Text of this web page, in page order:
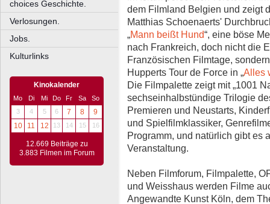
choices Geschichte.
Verlosungen.
Jobs.
Kulturlinks
Kinokalender
Mo Di Mi Do Fr Sa
So
3
4 5 6 7 8
9
10
11 12 13 14 15 16
12.669 Beiträge zu
3.883 Filmen im Forum
dem Filmland Belgien und zeigt
Matthias Schoenaerts'
„Mann beißt Hund“, eine böse
nach Frankreich, doch nicht die
Französischen Filmtage,
Hupperts Tour de Force in „Alles
Die Filmpalette zeigt mit „1001
sechseinhalbstündige Trilogie
Premieren und Neustarts,
und Spielfilmklassiker,
Programm, und natürlich gibt es
Veranstaltung.
Neben Filmforum, Filmpalette,
und Weisshaus werden Filme
Angewandte Kunst Köln, dem